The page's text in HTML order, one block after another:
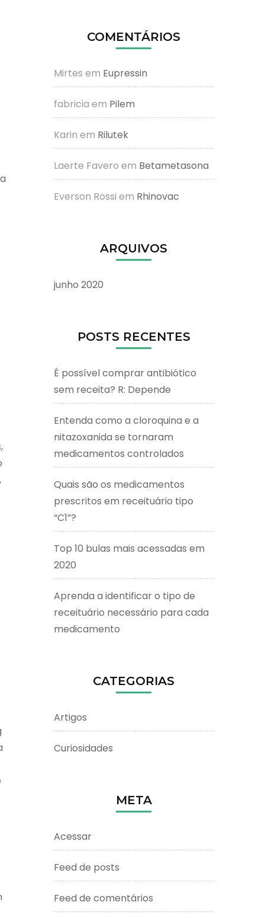
COMENTÁRIOS
Mirtes em Eupressin
fabricia em Pilem
Karin em Rilutek
Laerte Favero em Betametasona
Everson Rossi em Rhinovac
ARQUIVOS
junho 2020
POSTS RECENTES
É possível comprar antibiótico
sem receita? R: Depende
Entenda como a cloroquina e a
nitazoxanida se tornaram
medicamentos controlados
Quais são os medicamentos
prescritos em receituário tipo
“C1”?
Top 10 bulas mais acessadas em
2020
Aprenda a identificar o tipo de
receituário necessário para cada
medicamento
CATEGORIAS
Artigos
Curiosidades
META
Acessar
Feed de posts
Feed de comentários